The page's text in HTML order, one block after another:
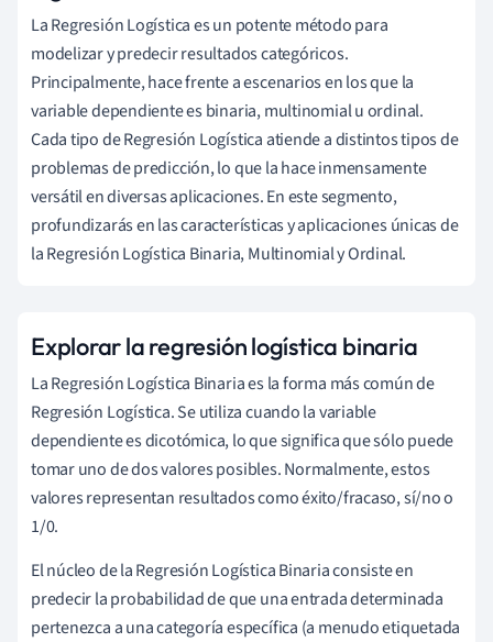
La Regresión Logística es un potente método para
modelizar y predecir resultados categóricos.
Principalmente, hace frente a escenarios en los que la
variable dependiente es binaria, multinomial u ordinal.
Cada tipo de Regresión Logística atiende a distintos tipos de
problemas de predicción, lo que la hace inmensamente
versátil en diversas aplicaciones. En este segmento,
profundizarás en las características y aplicaciones únicas de
la Regresión Logística Binaria, Multinomial y Ordinal.
Explorar la regresión logística binaria
La Regresión Logística Binaria es la forma más común de
Regresión Logística. Se utiliza cuando la variable
dependiente es dicotómica, lo que significa que sólo puede
tomar uno de dos valores posibles. Normalmente, estos
valores representan resultados como éxito/fracaso, sí/no o
1/0.
El núcleo de la Regresión Logística Binaria consiste en
predecir la probabilidad de que una entrada determinada
pertenezca a una categoría específica (a menudo etiquetada